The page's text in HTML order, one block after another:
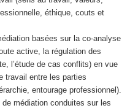
éthique, couts et
basées sur la co-analyse
active, la régulation des
l’étude de cas conflits) en vue
travail entre les parties
entourage professionnel).
médiation conduites sur les